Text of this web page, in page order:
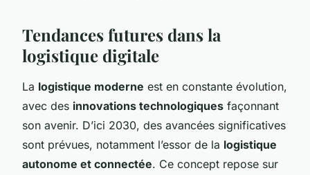
Tendances futures dans la
logistique digitale
La logistique moderne est en constante évolution,
avec des innovations technologiques façonnant
son avenir. D’ici 2030, des avancées significatives
sont prévues, notamment l’essor de la logistique
autonome et connectée. Ce concept repose sur